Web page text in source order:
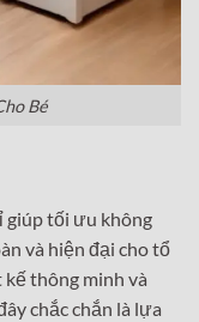
Bé
giúp tối ưu không
và hiện đại cho tổ
thông minh và
chắc chắn là lựa